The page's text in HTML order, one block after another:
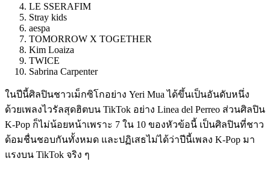
LE SSERAFIM
Stray kids
aespa
TOMORROW X TOGETHER
Kim Loaiza
TWICE
Sabrina Carpenter
ในปีนี้ศิลปินชาวเม็กซิโกอย่าง Yeri Mua ได้ขึ้นเป็นอันดับหนึ่ง
ด้วยเพลงไวรัลสุดฮิตบน TikTok อย่าง Linea del Perreo ส่วนศิลปิน
K-Pop ก็ไม่น้อยหน้าเพราะ 7 ใน 10 ของหัวข้อนี้ เป็นศิลปินที่ชาว
ด้อมชื่นชอบกันทั้งหมด และปฏิเสธไม่ได้ว่าปีนี้เพลง K-Pop มา
แรงบน TikTok จริง ๆ